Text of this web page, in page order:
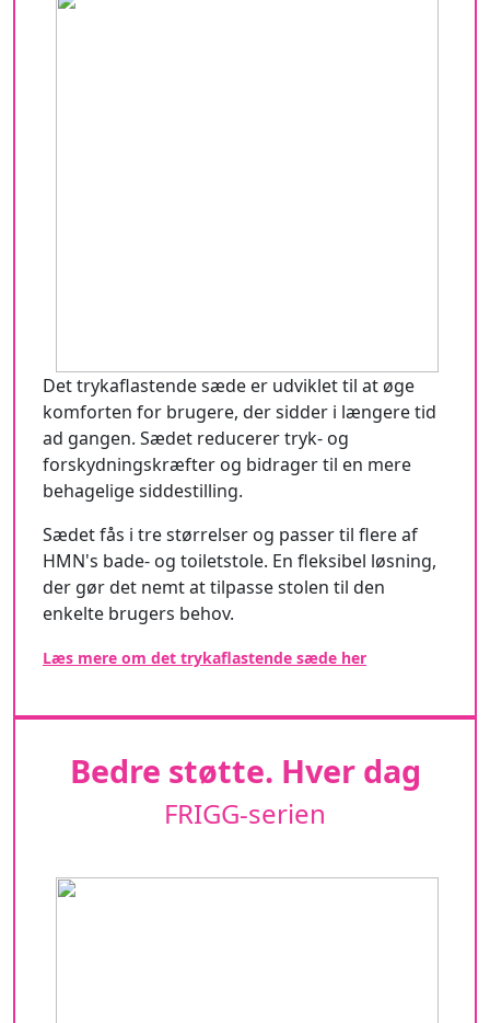
Det trykaflastende sæde er udviklet til at øge
komforten for brugere, der sidder i længere tid
ad gangen. Sædet reducerer tryk- og
forskydningskræfter og bidrager til en mere
behagelige siddestilling.
Sædet fås i tre størrelser og passer til flere af
HMN's bade- og toiletstole. En fleksibel løsning,
der gør det nemt at tilpasse stolen til den
enkelte brugers behov.
Læs mere om det trykaflastende sæde her
Bedre støtte. Hver dag
FRIGG-serien